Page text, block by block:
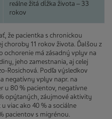
reálne žitá dĺžka života ‒ 33
rokov
že pacientka s chronickou
11 rokov života. Ďalšou z
ochorenie má zásadný vplyv na
jeho zamestnania, aj celej
Rosichová. Podľa výsledkov
negatívny vplyv napr. na
u 80 % pacientov, negatívne
opýtaných, záujmové aktivity
viac ako 40 % a sociálne
pacientov s migrénou.